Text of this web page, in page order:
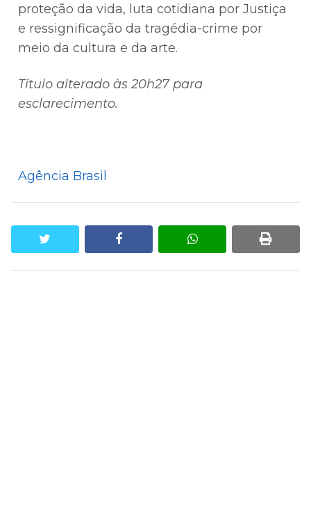
proteção da vida, luta cotidiana por Justiça
e ressignificação da tragédia-crime por
meio da cultura e da arte.
Título alterado às 20h27 para
esclarecimento.
Agência Brasil
facebook whatsapp print